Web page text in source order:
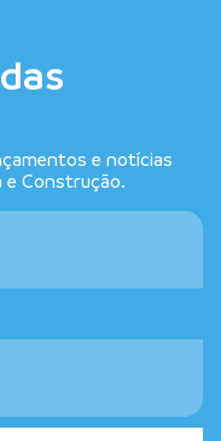
e notícias
e Construção.